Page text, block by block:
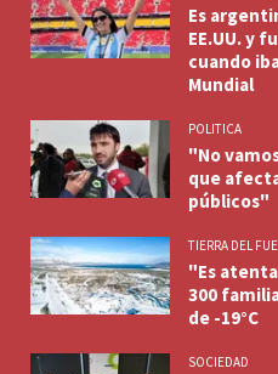
Es
EE.UU. y
cuando
Mundial
POLITICA
"No
que
públicos"
TIERRA DEL
"Es
300
de -19°C
SOCIEDAD